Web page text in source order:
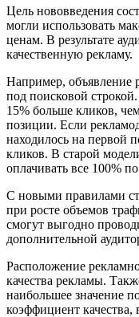
Цель нововведения
могли использовать
ценам. В результате
качественную рекламу.
Например, объявление
под поисковой
15% больше кликов,
позиции. Если
находилось на первой
кликов. В старой
оплачивать все 100%
С новыми правилами
при росте объемов
смогут выгодно
дополнительной
Расположение
качества рекламы.
наибольшее значение
коэффициент качества,